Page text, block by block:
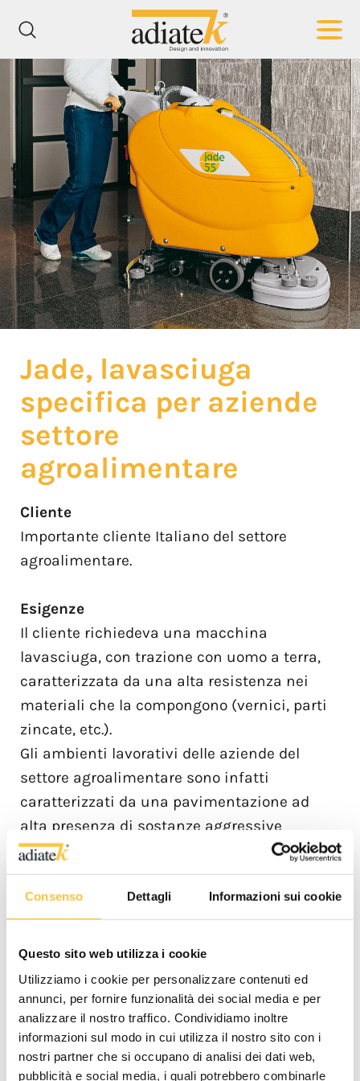
Consenso Dettagli Informazioni sui cookie
Questo sito web utilizza i cookie
Utilizziamo i cookie per personalizzare contenuti ed
annunci, per fornire funzionalità dei social media e per
analizzare il nostro traffico. Condividiamo inoltre
informazioni sul modo in cui utilizza il nostro sito con i
nostri partner che si occupano di analisi dei dati web,
pubblicità e social media, i quali potrebbero combinarle
Jade, lavasciuga
specifica per aziende
settore
agroalimentare
Cliente
Importante cliente Italiano del settore
agroalimentare.
Esigenze
Il cliente richiedeva una macchina
lavasciuga, con trazione con uomo a terra,
caratterizzata da una alta resistenza nei
materiali che la compongono (vernici, parti
zincate, etc.).
Gli ambienti lavorativi delle aziende del
settore agroalimentare sono infatti
caratterizzati da una pavimentazione ad
alta presenza di sostanze aggressive
ossidanti.
Progetto realizzato
Lo staff di Ricerca e Sviluppo di Adiatek ha
quindi studiato una macchina lavasciuga
con trazione con uomo a terra, idonea ad
operare in ambienti industriali così
aggressivi.
In particolare, gli Ingegneri coinvolti nel
progetto hanno studiato e lavorato